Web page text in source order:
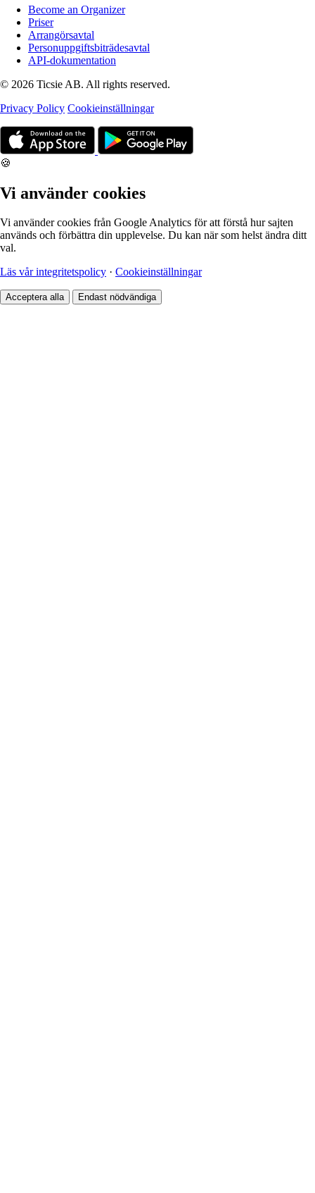
Become an Organizer
Priser
Arrangörsavtal
Personuppgiftsbiträdesavtal
API-dokumentation
© 2026 Ticsie AB. All rights reserved.
Privacy Policy Cookieinställningar
🍪
Vi använder cookies
Vi använder cookies från Google Analytics för att förstå hur sajten
används och förbättra din upplevelse. Du kan när som helst ändra ditt
val.
Läs vår integritetspolicy · Cookieinställningar
Acceptera alla Endast nödvändiga